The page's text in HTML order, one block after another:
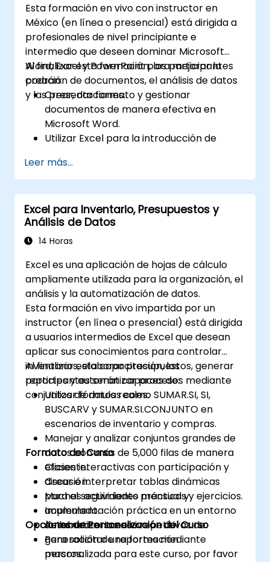
Esta formación en vivo con instructor en
México (en línea o presencial) está dirigida a
profesionales de nivel principiante e
intermedio que deseen dominar Microsoft
Word, Excel y PowerPoint para mejorar la
creación de documentos, el análisis de datos
y las presentaciones.
Al finalizar esta formación, los participantes
podrán:
Crear, dar formato y gestionar
documentos de manera efectiva en
Microsoft Word.
Utilizar Excel para la introducción de
Diseñar presentaciones atractivas y
profesionales en PowerPoint.
Aprovechar las funciones de
colaboración entre las aplicaciones de
Microsoft Office.
Leer más...
Excel para Inventario, Presupuestos y
Análisis de Datos
14 Horas
Excel es una aplicación de hojas de cálculo
ampliamente utilizada para la organización, el
análisis y la automatización de datos.
Esta formación en vivo impartida por un
instructor (en línea o presencial) está dirigida
a usuarios intermedios de Excel que desean
aplicar sus conocimientos para controlar
inventarios, elaborar presupuestos, generar
reportes y automatizar procesos mediante
conjuntos de datos reales.
Al finalizar esta capacitación, los
participantes serán capaces de:
Utilizar fórmulas como SUMAR.SI, SI,
BUSCARV y SUMAR.SI.CONJUNTO en
escenarios de inventario y compras.
Manejar y analizar conjuntos grandes de
datos con más de 5,000 filas de manera
eficiente.
Crear e interpretar tablas dinámicas
para el seguimiento mensual y
acumulado.
Automatizar tareas repetitivas de
generación de reportes mediante
macros.
Formato del Curso
Clases interactivas con participación y
discusión.
Muchas actividades prácticas y ejercicios.
Implementación práctica en un entorno
de laboratorio en vivo.
Opciones de Personalización del Curso
Para solicitar una formación
personalizada para este curso, por favor